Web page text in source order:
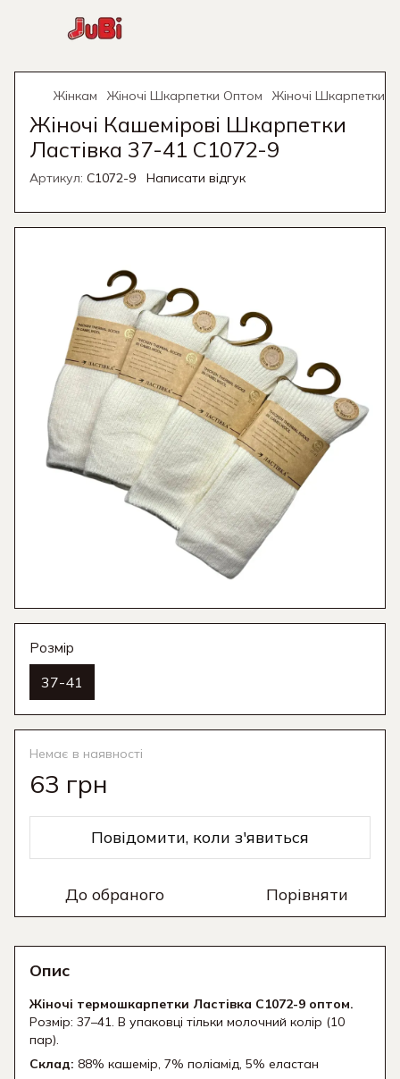
Жінкам Жіночі Шкарпетки Оптом Жіночі Шкарпетки
Жіночі Кашемірові Шкарпетки
Ластівка 37-41 C1072-9
Артикул: C1072-9 Написати відгук
Розмір
37-41
Немає в наявності
63 грн
Повідомити, коли з'явиться
До обраного Порівняти
Опис
Жіночі термошкарпетки Ластівка C1072-9 оптом.
Розмір: 37–41. В упаковці тільки молочний колір (10
пар).
Склад: 88% кашемір, 7% поліамід, 5% еластан